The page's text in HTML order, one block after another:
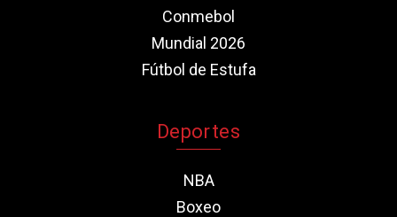
Conmebol
Mundial 2026
Fútbol de Estufa
Deportes
NBA
Boxeo